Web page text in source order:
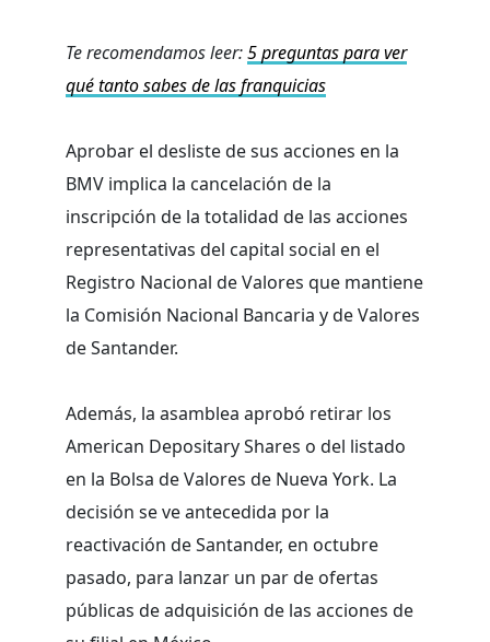
Te recomendamos leer:5 preguntas para ver
qué tanto sabes de las franquicias
Aprobar el desliste de sus acciones en la
BMV implica la cancelación de la
inscripción de la totalidad de las acciones
representativas del capital social en el
Registro Nacional de Valores que mantiene
la Comisión Nacional Bancaria y de Valores
de Santander.
Además, la asamblea aprobó retirar los
American Depositary Shares o del listado
en la Bolsa de Valores de Nueva York. La
decisión se ve antecedida por la
reactivación de Santander, en octubre
pasado, para lanzar un par de ofertas
públicas de adquisición de las acciones de